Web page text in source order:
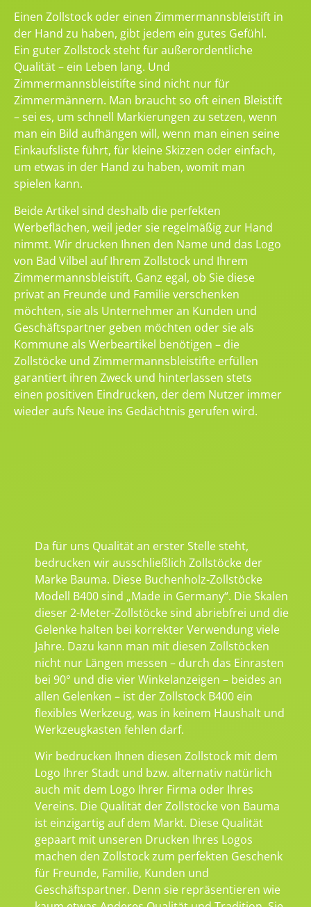
Einen Zollstock oder einen Zimmermannsbleistift in
der Hand zu haben, gibt jedem ein gutes Gefühl.
Ein guter Zollstock steht für außerordentliche
Qualität – ein Leben lang. Und
Zimmermannsbleistifte sind nicht nur für
Zimmermännern. Man braucht so oft einen Bleistift
– sei es, um schnell Markierungen zu setzen, wenn
man ein Bild aufhängen will, wenn man einen seine
Einkaufsliste führt, für kleine Skizzen oder einfach,
um etwas in der Hand zu haben, womit man
spielen kann.
Beide Artikel sind deshalb die perfekten
Werbeflächen, weil jeder sie regelmäßig zur Hand
nimmt. Wir drucken Ihnen den Name und das Logo
von Bad Vilbel auf Ihrem Zollstock und Ihrem
Zimmermannsbleistift. Ganz egal, ob Sie diese
privat an Freunde und Familie verschenken
möchten, sie als Unternehmer an Kunden und
Geschäftspartner geben möchten oder sie als
Kommune als Werbeartikel benötigen – die
Zollstöcke und Zimmermannsbleistifte erfüllen
garantiert ihren Zweck und hinterlassen stets
einen positiven Eindrucken, der dem Nutzer immer
wieder aufs Neue ins Gedächtnis gerufen wird.
Da für uns Qualität an erster Stelle steht,
bedrucken wir ausschließlich Zollstöcke der
Marke Bauma. Diese Buchenholz-Zollstöcke
Modell B400 sind „Made in Germany“. Die Skalen
dieser 2-Meter-Zollstöcke sind abriebfrei und die
Gelenke halten bei korrekter Verwendung viele
Jahre. Dazu kann man mit diesen Zollstöcken
nicht nur Längen messen – durch das Einrasten
bei 90° und die vier Winkelanzeigen – beides an
allen Gelenken – ist der Zollstock B400 ein
flexibles Werkzeug, was in keinem Haushalt und
Werkzeugkasten fehlen darf.
Wir bedrucken Ihnen diesen Zollstock mit dem
Logo Ihrer Stadt und bzw. alternativ natürlich
auch mit dem Logo Ihrer Firma oder Ihres
Vereins. Die Qualität der Zollstöcke von Bauma
ist einzigartig auf dem Markt. Diese Qualität
gepaart mit unseren Drucken Ihres Logos
machen den Zollstock zum perfekten Geschenk
für Freunde, Familie, Kunden und
Geschäftspartner. Denn sie repräsentieren wie